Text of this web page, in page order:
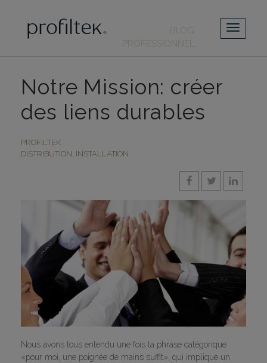
BLOG
PROFESSIONNEL
Notre Mission: créer
des liens durables
PROFILTEK
DISTRIBUTION, INSTALLATION
Nous avons tous entendu une fois la phrase catégorique
«pour moi, une poignée de mains suffit», qui implique un